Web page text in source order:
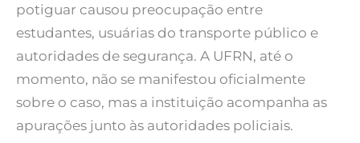
potiguar causou preocupação entre
estudantes, usuárias do transporte público e
autoridades de segurança. A UFRN, até o
momento, não se manifestou oficialmente
sobre o caso, mas a instituição acompanha as
apurações junto às autoridades policiais.